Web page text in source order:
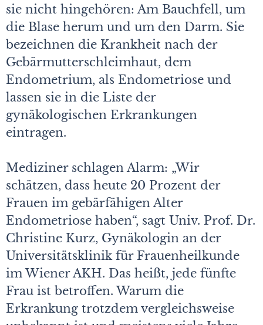
sie nicht hingehören: Am Bauchfell, um
die Blase herum und um den Darm. Sie
bezeichnen die Krankheit nach der
Gebärmutterschleimhaut, dem
Endometrium, als Endometriose und
lassen sie in die Liste der
gynäkologischen Erkrankungen
eintragen.
Mediziner schlagen Alarm: „Wir
schätzen, dass heute 20 Prozent der
Frauen im gebärfähigen Alter
Endometriose haben“, sagt Univ. Prof. Dr.
Christine Kurz, Gynäkologin an der
Universitätsklinik für Frauenheilkunde
im Wiener AKH. Das heißt, jede fünfte
Frau ist betroffen. Warum die
Erkrankung trotzdem vergleichsweise